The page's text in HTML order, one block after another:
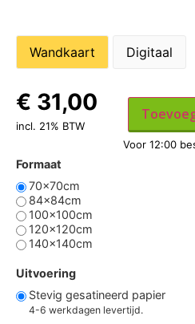
Wandkaart Digitaal
Formaat
70x70cm
84x84cm
100x100cm
120x120cm
140x140cm
Uitvoering
Stevig gesatineerd papier
4-6 werkdagen levertijd.
€ 31,00
incl. 21% BTW